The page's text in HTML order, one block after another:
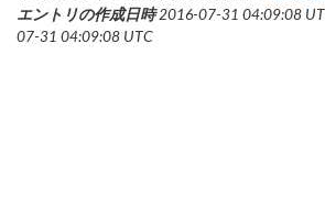
エントリの作成日時2016-07-31 04:09:08
07-31 04:09:08 UTC